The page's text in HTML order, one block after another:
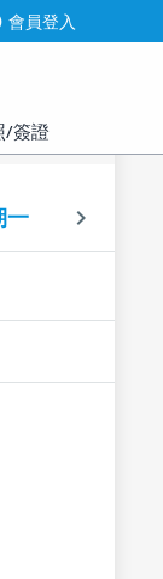
會員登入
/簽證